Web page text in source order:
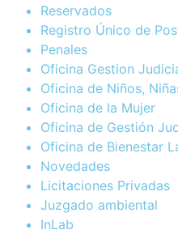
Reservados
Registro Único de
Penales
Oficina Gestion
Oficina de Niños,
Oficina de la Mujer
Oficina de Gestión
Oficina de Bienestar
Novedades
Licitaciones Privadas
Juzgado ambiental
InLab